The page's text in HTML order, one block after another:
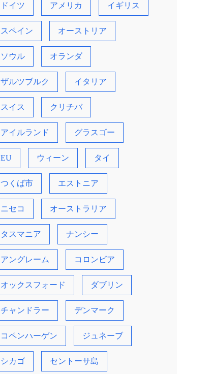
ドイツ アメリカ イギリス
スペイン オーストリア
ソウル オランダ
ザルツブルク イタリア
スイス クリチバ
アイルランド グラスゴー
EU ウィーン タイ
つくば市 エストニア
ニセコ オーストラリア
タスマニア ナンシー
アングレーム コロンビア
オックスフォード ダブリン
チャンドラー デンマーク
コペンハーゲン ジュネーブ
シカゴ セントーサ島